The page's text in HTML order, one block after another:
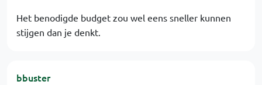
Het benodigde budget zou wel eens sneller kunnen
stijgen dan je denkt.
bbuster